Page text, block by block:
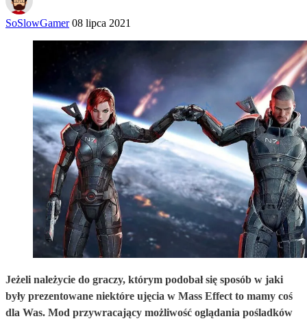
SoSlowGamer 08 lipca 2021
Jeżeli należycie do graczy, którym podobał się sposób w jaki
były prezentowane niektóre ujęcia w Mass Effect to mamy coś
dla Was. Mod przywracający możliwość oglądania pośladków